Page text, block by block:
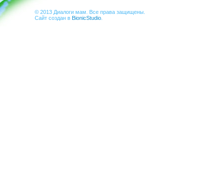
© 2013 Диалоги мам. Все права защищены.
Сайт создан в BionicStudio